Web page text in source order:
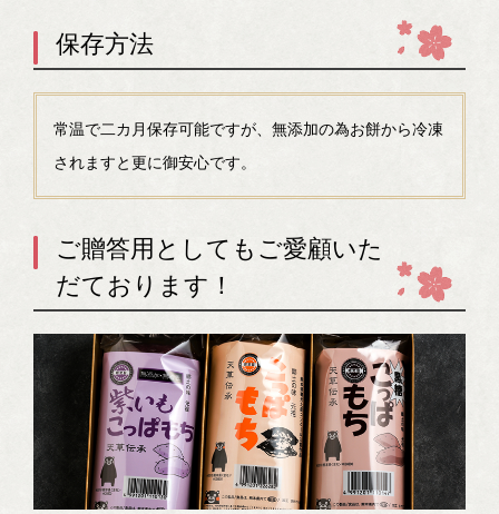
保存方法
常温で二カ月保存可能ですが、無添加の為お餅から冷凍
されますと更に御安心です。
ご贈答用としてもご愛顧いた
だております！